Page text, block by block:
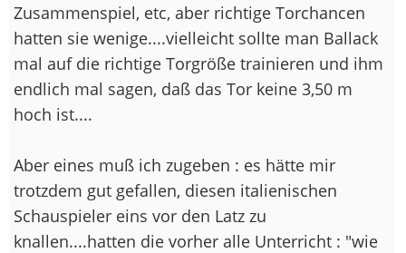
Zusammenspiel, etc, aber richtige Torchancen
hatten sie wenige....vielleicht sollte man Ballack
mal auf die richtige Torgröße trainieren und ihm
endlich mal sagen, daß das Tor keine 3,50 m
hoch ist....
Aber eines muß ich zugeben : es hätte mir
trotzdem gut gefallen, diesen italienischen
Schauspieler eins vor den Latz zu
knallen....hatten die vorher alle Unterricht : "wie